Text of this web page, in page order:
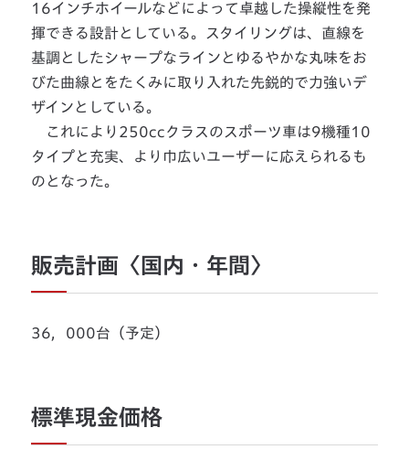
16インチホイールなどによって卓越した操縦性を発
揮できる設計としている。スタイリングは、直線を
基調としたシャープなラインとゆるやかな丸味をお
びた曲線とをたくみに取り入れた先鋭的で力強いデ
ザインとしている。
これにより250ccクラスのスポーツ車は9機種10
タイプと充実、より巾広いユーザーに応えられるも
のとなった。
販売計画〈国内・年間〉
36，000台（予定）
標準現金価格